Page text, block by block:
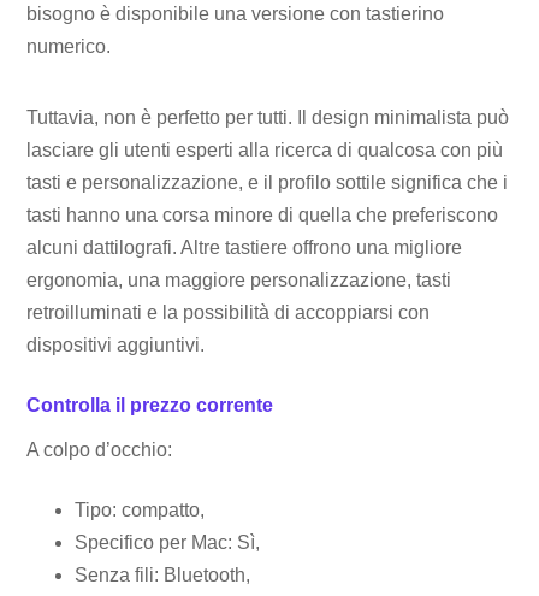
bisogno è disponibile una versione con tastierino
numerico.
Tuttavia, non è perfetto per tutti. Il design minimalista può
lasciare gli utenti esperti alla ricerca di qualcosa con più
tasti e personalizzazione, e il profilo sottile significa che i
tasti hanno una corsa minore di quella che preferiscono
alcuni dattilografi. Altre tastiere offrono una migliore
ergonomia, una maggiore personalizzazione, tasti
retroilluminati e la possibilità di accoppiarsi con
dispositivi aggiuntivi.
Controlla il prezzo corrente
A colpo d’occhio:
Tipo: compatto,
Specifico per Mac: Sì,
Senza fili: Bluetooth,